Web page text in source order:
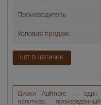
Виски Aultmore — один
напитков,
Производитель
Условия продаж:
нет в наличии